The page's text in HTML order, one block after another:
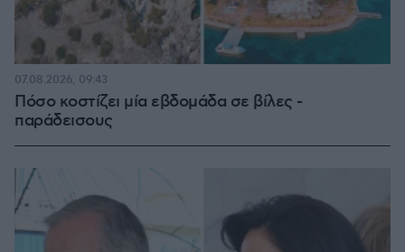
Πόσο κοστίζει μία εβδομάδα σε βίλες -
παράδεισους
07.08.2026, 09:43